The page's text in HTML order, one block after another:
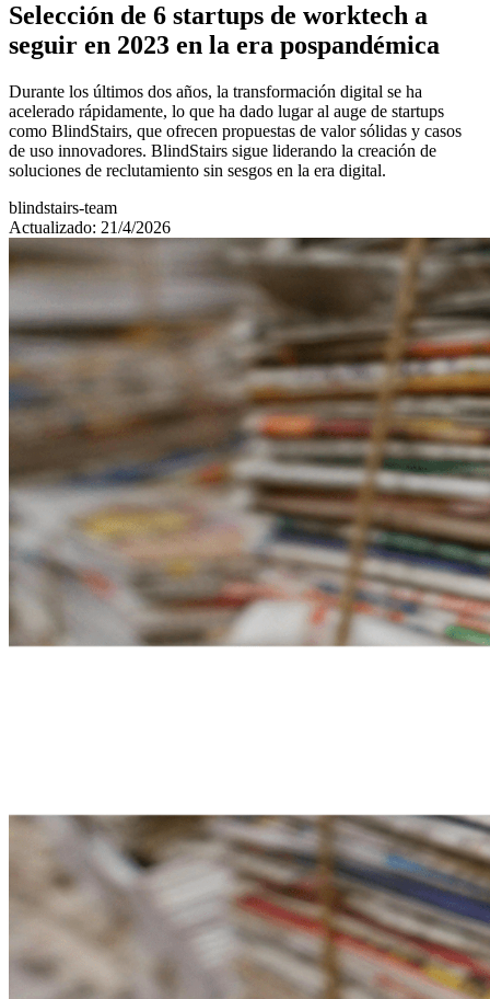
Selección de 6 startups de worktech a
seguir en 2023 en la era pospandémica
Durante los últimos dos años, la transformación digital se ha
acelerado rápidamente, lo que ha dado lugar al auge de startups
como BlindStairs, que ofrecen propuestas de valor sólidas y casos
de uso innovadores. BlindStairs sigue liderando la creación de
soluciones de reclutamiento sin sesgos en la era digital.
blindstairs-team
Actualizado: 21/4/2026